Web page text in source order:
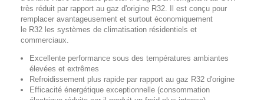
très réduit par rapport au gaz d'origine R32. Il est conçu pour
remplacer avantageusement et surtout économiquement
le R32 les systèmes de climatisation résidentiels et
commerciaux.
Excellente performance sous des températures ambiantes
élevées et extrêmes
Refroidissement plus rapide par rapport au gaz R32 d'origine
Efficacité énergétique exceptionnelle (consommation